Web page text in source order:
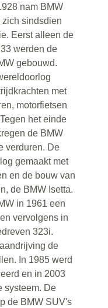
nam BMW
sindsdien
Eerst alleen de
werden de
gebouwd.
met
motorfietsen
het einde
de BMW
verduren. De
gemaakt met
en de bouw van
de BMW Isetta.
in 1961 een
vervolgens in
323i.
de
In 1985 werd
en in 2003
systeem. De
de BMW SUV's